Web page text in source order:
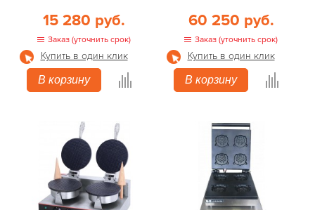
15 280 руб.
Заказ (уточнить срок)
Купить в один клик
В корзину
60 250 руб.
Заказ (уточнить срок)
Купить в один клик
В корзину